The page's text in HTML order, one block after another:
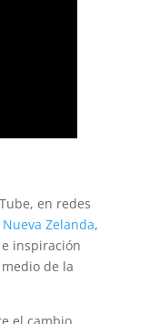
en redes
Zelanda,
inspiración
de la